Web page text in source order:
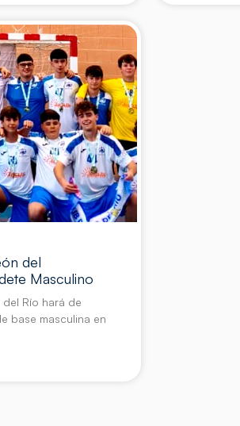
del
Masculino
del Río hará de
base masculina en